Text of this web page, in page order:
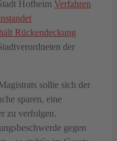
Hofheim Verfahren
Rückendeckung
der
sollte sich der
sparen, eine
zu verfolgen.
gegen